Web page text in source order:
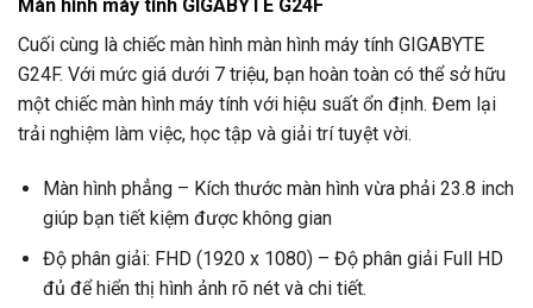
Màn hình máy tính GIGABYTE G24F
Cuối cùng là chiếc màn hình màn hình máy tính GIGABYTE
G24F. Với mức giá dưới 7 triệu, bạn hoàn toàn có thể sở hữu
một chiếc màn hình máy tính với hiệu suất ổn định. Đem lại
trải nghiệm làm việc, học tập và giải trí tuyệt vời.
Màn hình phẳng – Kích thước màn hình vừa phải 23.8 inch
giúp bạn tiết kiệm được không gian
Độ phân giải: FHD (1920 x 1080) – Độ phân giải Full HD
đủ để hiển thị hình ảnh rõ nét và chi tiết.